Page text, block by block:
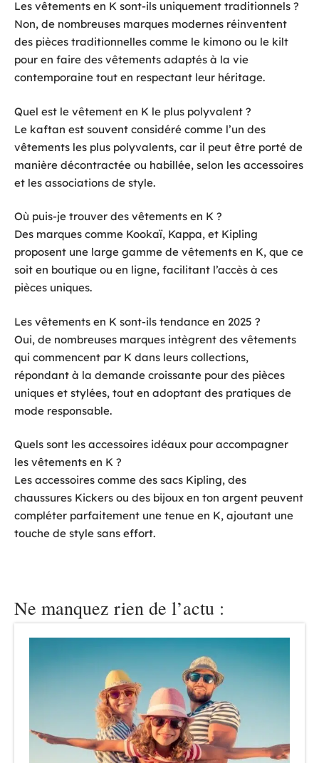
Les vêtements en K sont-ils uniquement traditionnels ?
Non, de nombreuses marques modernes réinventent
des pièces traditionnelles comme le kimono ou le kilt
pour en faire des vêtements adaptés à la vie
contemporaine tout en respectant leur héritage.
Quel est le vêtement en K le plus polyvalent ?
Le kaftan est souvent considéré comme l’un des
vêtements les plus polyvalents, car il peut être porté de
manière décontractée ou habillée, selon les accessoires
et les associations de style.
Où puis-je trouver des vêtements en K ?
Des marques comme Kookaï, Kappa, et Kipling
proposent une large gamme de vêtements en K, que ce
soit en boutique ou en ligne, facilitant l’accès à ces
pièces uniques.
Les vêtements en K sont-ils tendance en 2025 ?
Oui, de nombreuses marques intègrent des vêtements
qui commencent par K dans leurs collections,
répondant à la demande croissante pour des pièces
uniques et stylées, tout en adoptant des pratiques de
mode responsable.
Quels sont les accessoires idéaux pour accompagner
les vêtements en K ?
Les accessoires comme des sacs Kipling, des
chaussures Kickers ou des bijoux en ton argent peuvent
compléter parfaitement une tenue en K, ajoutant une
touche de style sans effort.
Ne manquez rien de l’actu :